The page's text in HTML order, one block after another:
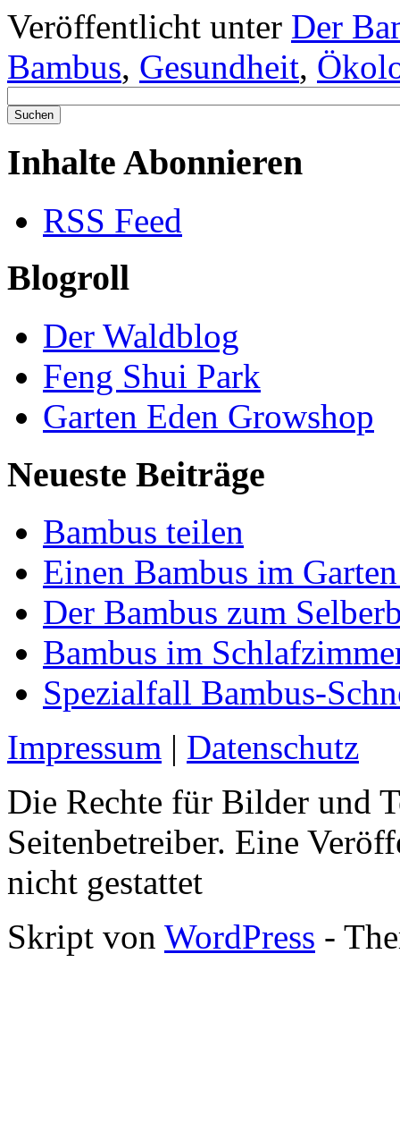
Veröffentlicht unter Der
Bambus, Gesundheit,
Inhalte Abonnieren
RSS Feed
Blogroll
Der Waldblog
Feng Shui Park
Garten Eden Growshop
Neueste Beiträge
Bambus teilen
Einen Bambus im
Der Bambus zum
Bambus im
Spezialfall Bambus-
Impressum | Datenschutz
Die Rechte für Bilder und
Seitenbetreiber. Eine
nicht gestattet
Skript von WordPress -